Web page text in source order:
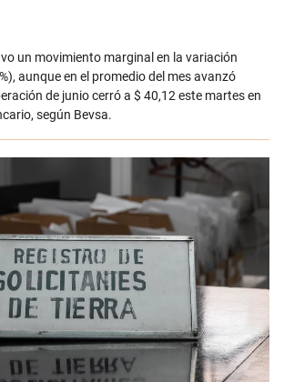
un movimiento marginal en la variación
aunque en el promedio del mes avanzó
de junio cerró a $ 40,12 este martes en
según Bevsa.